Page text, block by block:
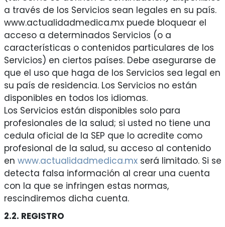
a través de los Servicios sean legales en su país.
www.actualidadmedica.mx puede bloquear el
acceso a determinados Servicios (o a
características o contenidos particulares de los
Servicios) en ciertos países. Debe asegurarse de
que el uso que haga de los Servicios sea legal en
su país de residencia. Los Servicios no están
disponibles en todos los idiomas.
Los Servicios están disponibles solo para
profesionales de la salud; si usted no tiene una
cedula oficial de la SEP que lo acredite como
profesional de la salud, su acceso al contenido
en www.actualidadmedica.mxserá limitado. Si se
detecta falsa información al crear una cuenta
con la que se infringen estas normas,
rescindiremos dicha cuenta.
2.2. REGISTRO